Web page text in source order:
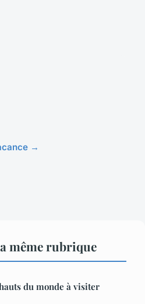
→
même rubrique
du monde à visiter